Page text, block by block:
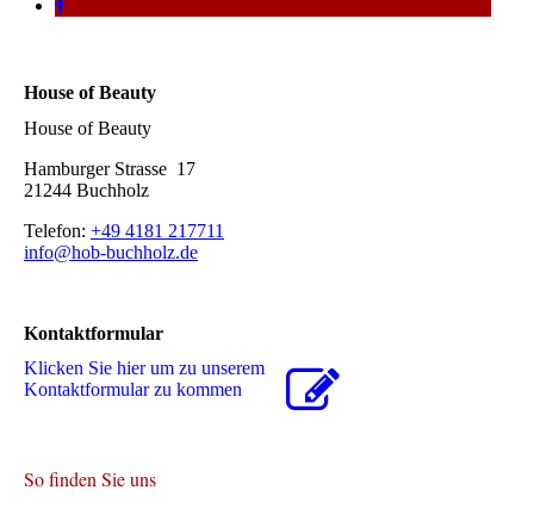
House of Beauty
House of Beauty
Hamburger Strasse 17
21244 Buchholz
Telefon: +49 4181 217711
info@hob-buchholz.de
Kontaktformular
Klicken Sie hier um zu unserem
Kon­takt­for­mu­lar zu kommen
So finden Sie uns